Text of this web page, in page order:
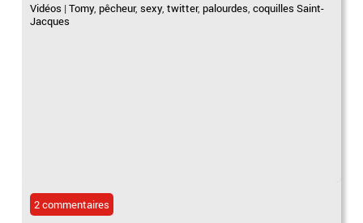
Vidéos |Tomy, pêcheur,sexy,twitter, palourdes,coquilles Saint-
Jacques
2 commentaires